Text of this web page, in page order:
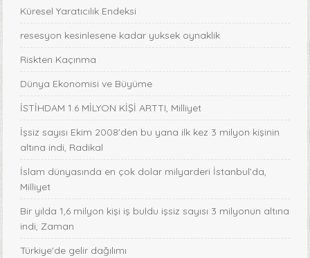
Küresel Yaratıcılık Endeksi
resesyon kesinlesene kadar yuksek oynaklik
Riskten Kaçınma
Dünya Ekonomisi ve Büyüme
İSTİHDAM 1.6 MİLYON KİŞİ ARTTI, Milliyet
İşsiz sayısı Ekim 2008'den bu yana ilk kez 3 milyon kişinin
altına indi, Radikal
İslam dünyasında en çok dolar milyarderi İstanbul’da,
Milliyet
Bir yılda 1,6 milyon kişi iş buldu işsiz sayısı 3 milyonun altına
indi, Zaman
Türkiye'de gelir dağılımı